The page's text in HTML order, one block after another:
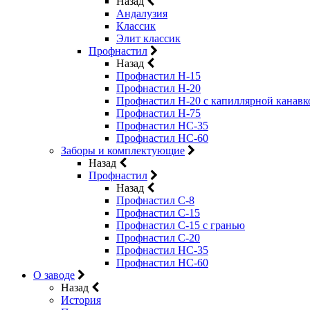
Андалузия
Классик
Элит классик
Профнастил
Назад
Профнастил Н-15
Профнастил Н-20
Профнастил Н-20 с капиллярной
Профнастил Н-75
Профнастил НС-35
Профнастил НС-60
Заборы и комплектующие
Назад
Профнастил
Назад
Профнастил С-8
Профнастил С-15
Профнастил C-15 с гранью
Профнастил C-20
Профнастил НС-35
Профнастил НС-60
О заводе
Назад
История